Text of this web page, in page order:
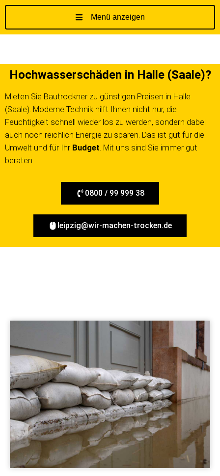
a
l
t
s
p
Menü anzeigen
Hochwasserschäden in Halle (Saale)?
Mieten Sie Bautrockner zu günstigen Preisen in Halle
(Saale). Moderne Technik hilft Ihnen nicht nur, die
Feuchtigkeit schnell wieder los zu werden, sondern dabei
auch noch reichlich Energie zu sparen. Das ist gut für die
Umwelt und für Ihr Budget. Mit uns sind Sie immer gut
beraten.
0800 / 99 999 38
leipzig@wir-machen-trocken.de